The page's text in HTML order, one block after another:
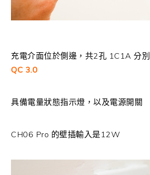
充電介面位於側邊，共2孔 1C1A 分
QC 3.0
具備電量狀態指示燈，以及電源開關
CH06 Pro 的壁插輸入是12W